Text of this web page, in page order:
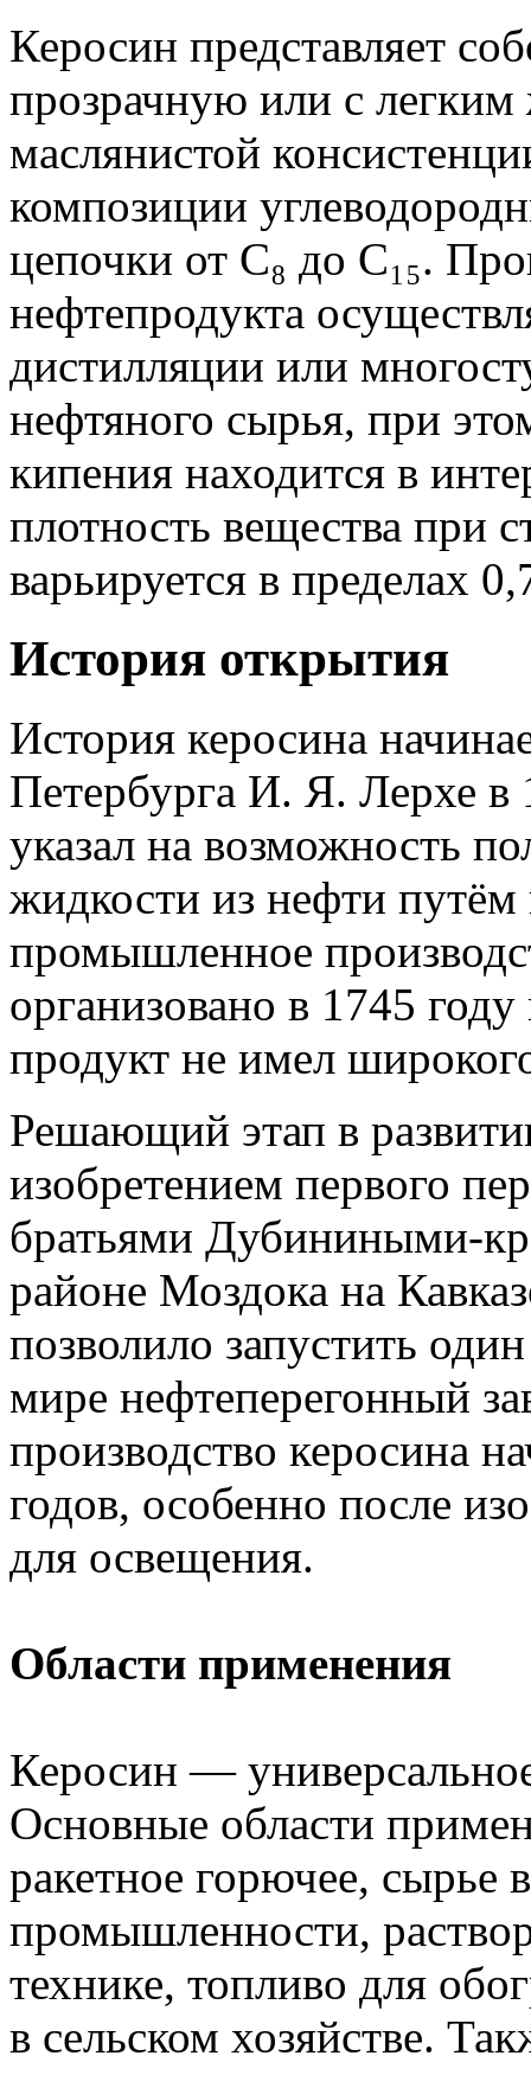
Керосин представляет
прозрачную или с
маслянистой
композиции
цепочки от C₈ до C₁₅.
нефтепродукта
дистилляции или
нефтяного сырья, при
кипения находится в
плотность вещества при
варьируется в пределах
История открытия
История керосина
Петербурга И. Я. Лерхе в
указал на возможность
жидкости из нефти путём
промышленное
организовано в 1745
продукт не имел
Решающий этап в
изобретением первого
братьями Дубиниными-
районе Моздока на
позволило запустить
мире нефтеперегонный
производство керосина
годов, особенно после
для освещения.
Области применения
Керосин —
Основные области
ракетное горючее, сырье
промышленности,
технике, топливо для
в сельском хозяйстве.